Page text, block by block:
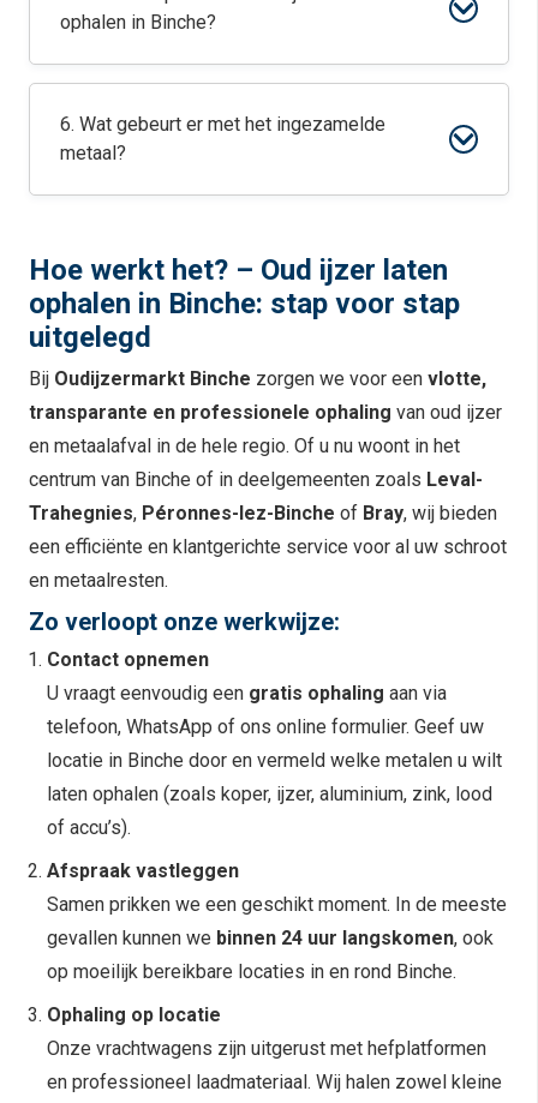
ophalen in Binche?
6. Wat gebeurt er met het ingezamelde
metaal?
Hoe werkt het? – Oud ijzer laten
ophalen in Binche: stap voor stap
uitgelegd
Bij Oudijzermarkt Binche zorgen we voor een vlotte,
transparante en professionele ophaling van oud ijzer
en metaalafval in de hele regio. Of u nu woont in het
centrum van Binche of in deelgemeenten zoals Leval-
Trahegnies, Péronnes-lez-Binche of Bray, wij bieden
een efficiënte en klantgerichte service voor al uw schroot
en metaalresten.
Zo verloopt onze werkwijze:
Contact opnemen
U vraagt eenvoudig een gratis ophaling aan via
telefoon, WhatsApp of ons online formulier. Geef uw
locatie in Binche door en vermeld welke metalen u wilt
laten ophalen (zoals koper, ijzer, aluminium, zink, lood
of accu’s).
Afspraak vastleggen
Samen prikken we een geschikt moment. In de meeste
gevallen kunnen we binnen 24 uur langskomen, ook
op moeilijk bereikbare locaties in en rond Binche.
Ophaling op locatie
Onze vrachtwagens zijn uitgerust met hefplatformen
en professioneel laadmateriaal. Wij halen zowel kleine